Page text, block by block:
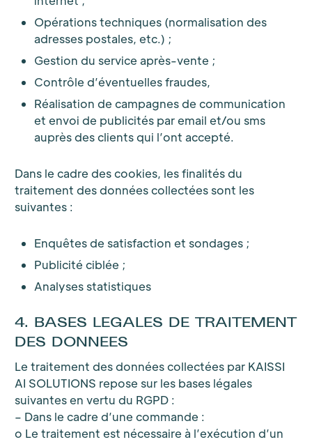
Opérations techniques (normalisation des
adresses postales, etc.) ;
Gestion du service après-vente ;
Contrôle d’éventuelles fraudes,
Réalisation de campagnes de communication
et envoi de publicités par email et/ou sms
auprès des clients qui l’ont accepté.
Dans le cadre des cookies, les finalités du
traitement des données collectées sont les
suivantes :
Enquêtes de satisfaction et sondages ;
Publicité ciblée ;
Analyses statistiques
4. BASES LEGALES DE TRAITEMENT
DES DONNEES
Le traitement des données collectées par KAISSI
AI SOLUTIONS repose sur les bases légales
suivantes en vertu du RGPD :
– Dans le cadre d’une commande :
o Le traitement est nécessaire à l’exécution d’un